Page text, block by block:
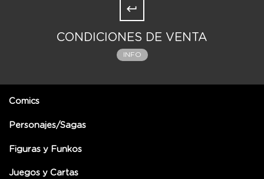
CONDICIONES DE VENTA
INFO
Comics
Personajes/Sagas
Figuras y Funkos
Juegos y Cartas